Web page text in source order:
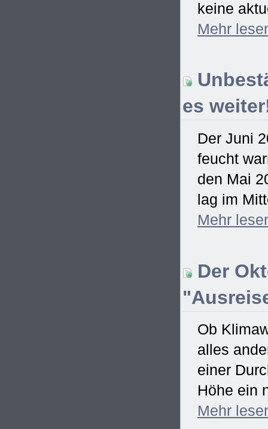
keine
Mehr
es
Der Juni
feucht
den Mai
lag im
Mehr
Der
Ob
alles
einer
Höhe ein
Mehr